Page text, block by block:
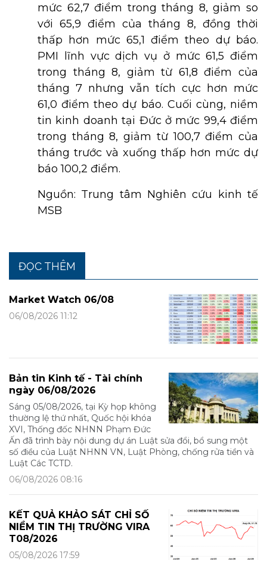
mức 62,7 điểm trong tháng 8, giảm so
với 65,9 điểm của tháng 8, đồng thời
thấp hơn mức 65,1 điểm theo dự báo.
PMI lĩnh vực dịch vụ ở mức 61,5 điểm
trong tháng 8, giảm từ 61,8 điểm của
tháng 7 nhưng vẫn tích cực hơn mức
61,0 điểm theo dự báo. Cuối cùng, niềm
tin kinh doanh tại Đức ở mức 99,4 điểm
trong tháng 8, giảm từ 100,7 điểm của
tháng trước và xuống thấp hơn mức dự
báo 100,2 điểm.
Nguồn: Trung tâm Nghiên cứu kinh tế
MSB
ĐỌC THÊM
Market Watch 06/08
06/08/2026 11:12
Bản tin Kinh tế - Tài chính
ngày 06/08/2026
Sáng 05/08/2026, tại Kỳ họp không
thường lệ thứ nhất, Quốc hội khóa
XVI, Thống đốc NHNN Phạm Đức
Ấn đã trình bày nội dung dự án Luật sửa đổi, bổ sung một
số điều của Luật NHNN VN, Luật Phòng, chống rửa tiền và
Luật Các TCTD.
06/08/2026 08:16
KẾT QUẢ KHẢO SÁT CHỈ SỐ
NIỀM TIN THỊ TRƯỜNG VIRA
T08/2026
05/08/2026 17:59